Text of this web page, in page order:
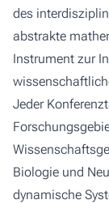
des
abstrakte
Instrument zur
Jeder
Biologie und
dynamische